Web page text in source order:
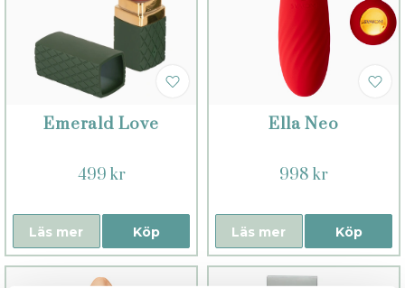
Emerald Love
499 kr
Köp
Läs mer
Ella Neo
998 kr
Köp
Läs mer